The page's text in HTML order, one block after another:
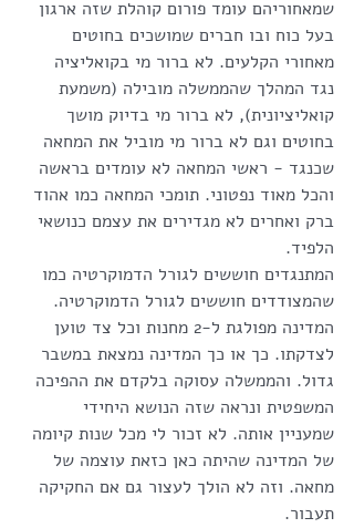
שמאחוריהם עומד פורום קוהלת שזה ארגון
בעל כוח ובו חברים שמושכים בחוטים
מאחורי הקלעים. לא ברור מי בקואליציה
נגד המהלך שהממשלה מובילה (משמעת
קואליציונית), לא ברור מי בדיוק מושך
בחוטים וגם לא ברור מי מוביל את המחאה
שכנגד - ראשי המחאה לא עומדים בראשה
והכל מאוד נפטוני. תומכי המחאה כמו אהוד
ברק ואחרים לא מגדירים את עצמם כנושאי
הלפיד.
המתנגדים חוששים לגורל הדמוקרטיה כמו
שהמצודדים חוששים לגורל הדמוקרטיה.
המדינה מפולגת ל-2 מחנות וכל צד טוען
לצדקתו. כך או כך המדינה נמצאת במשבר
גדול. והממשלה עסוקה בלקדם את ההפיכה
המשפטית ונראה שזה הנושא היחידי
שמעניין אותה. לא זכור לי מכל שנות קיומה
של המדינה שהיתה כאן כזאת עוצמה של
מחאה. וזה לא הולך לעצור גם אם החקיקה
תעבור.